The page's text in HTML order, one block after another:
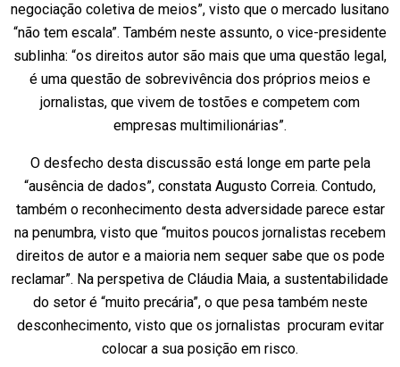
negociação coletiva de meios”, visto que o mercado lusitano
“não tem escala”. Também neste assunto, o vice-presidente
sublinha: “os direitos autor são mais que uma questão legal,
é uma questão de sobrevivência dos próprios meios e
jornalistas, que vivem de tostões e competem com
empresas multimilionárias”.
O desfecho desta discussão está longe em parte pela
“ausência de dados”, constata Augusto Correia. Contudo,
também o reconhecimento desta adversidade parece estar
na penumbra, visto que “muitos poucos jornalistas recebem
direitos de autor e a maioria nem sequer sabe que os pode
reclamar”. Na perspetiva de Cláudia Maia, a sustentabilidade
do setor é “muito precária”, o que pesa também neste
desconhecimento, visto que os jornalistas procuram evitar
colocar a sua posição em risco.